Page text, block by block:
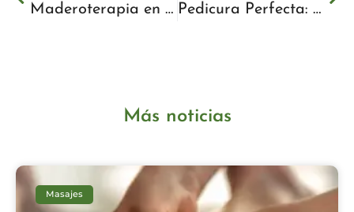
Maderoterapia en Málaga: Guía Completa para Encontrar los Mejores Servicios Pedicura Perfecta: Aprende Cómo Se Hace Paso a Paso | Guía Completa
Más noticias
Masajes